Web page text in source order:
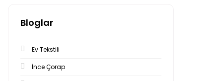
Bloglar
Ev Tekstili
İnce Çorap